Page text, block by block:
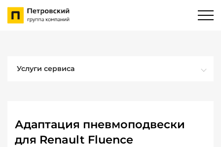
Услуги сервиса
Адаптация пневмоподвески
для Renault Fluence